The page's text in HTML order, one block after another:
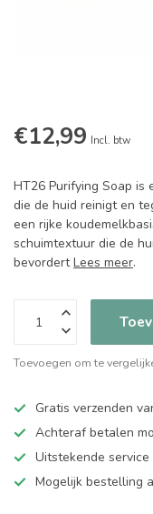
€12,99 Incl. btw
HT26 Purifying Soap is
die de huid reinigt en
een rijke
schuimtextuur die de
bevordertLees meer.
Toevoegen om te
Gratis verzenden
Achteraf betalen
Uitstekende
Mogelijk bestelling